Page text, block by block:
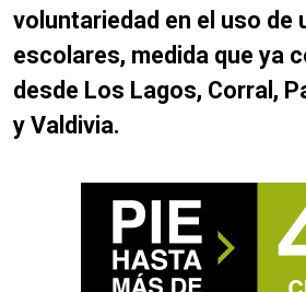
voluntariedad en el uso de
escolares, medida que ya
desde Los Lagos, Corral,
y Valdivia.